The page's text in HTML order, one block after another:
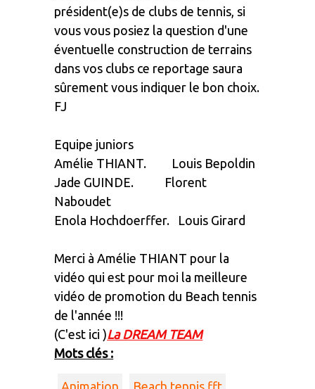
président(e)s de clubs de tennis, si
vous vous posiez la question d'une
éventuelle construction de terrains
dans vos clubs ce reportage saura
sûrement vous indiquer le bon choix.
FJ
Equipe juniors
Amélie THIANT. Louis Bepoldin
Jade GUINDE. Florent
Naboudet
Enola Hochdoerffer. Louis Girard
Merci à Amélie THIANT pour la
vidéo qui est pour moi la meilleure
vidéo de promotion du Beach tennis
de l'année !!!
(C'est ici )La DREAM TEAM
Mots clés :
Animation Beach tennis fft